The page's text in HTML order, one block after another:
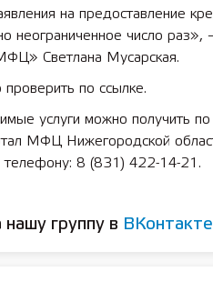
на предоставление
неограниченное число
Светлана Мусарская.
по ссылке.
услуги можно получить по
МФЦ Нижегородской
телефону: 8 (831) 422-14-21.
нашу группу в ВКонтакте